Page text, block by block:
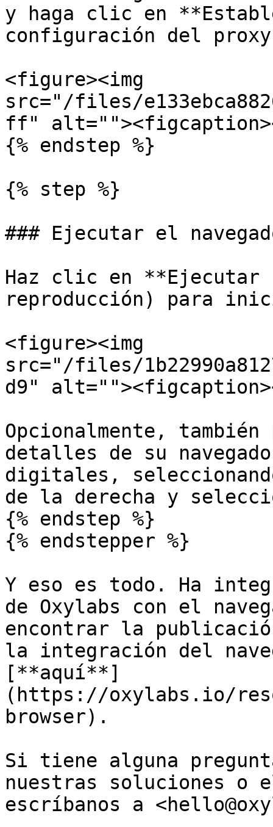
y haga clic en
configuración del
<figure><img
src="/files/
ff"
{% endstep %}
{% step %}
### Ejecutar el
Haz clic en **Ejecutar
reproducción) para
<figure><img
src="/files/
d9"
Opcionalmente,
detalles de su
digitales,
de la derecha y
{% endstep %}
{% endstepper %}
Y eso es todo. Ha
de Oxylabs con el
encontrar la
la integración del
[**aquí**]
(https://oxylabs.io/
browser).
Si tiene alguna
nuestras soluciones o
escríbanos a